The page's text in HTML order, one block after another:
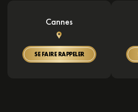
Cannes
SE FAIRE RAPPELER